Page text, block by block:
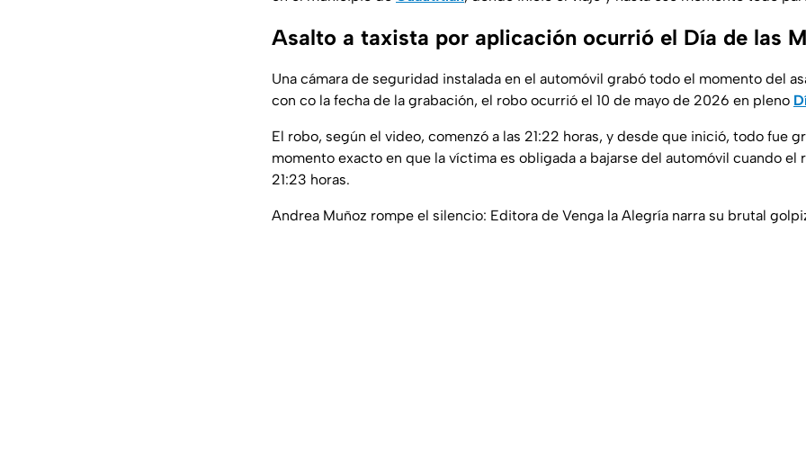
Asalto a taxista por aplicación ocurrió el Día de las
Una cámara de seguridad instalada en el automóvil grabó todo el momento del
con co la fecha de la grabación, el robo ocurrió el 10 de mayo de 2026 en pleno
El robo, según el video, comenzó a las 21:22 horas, y desde que inició, todo fue
momento exacto en que la víctima es obligada a bajarse del automóvil cuando el
21:23 horas.
Andrea Muñoz rompe el silencio: Editora de Venga la Alegría narra su brutal